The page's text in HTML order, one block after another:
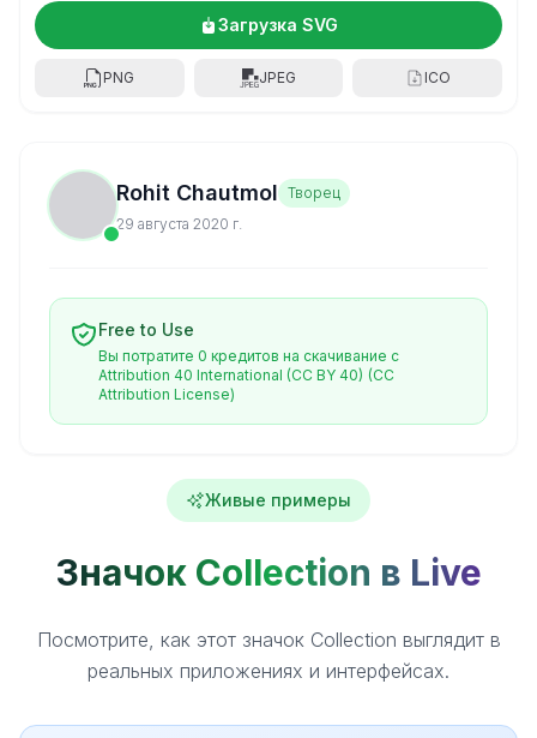
Загрузка SVG
PNG JPEG ICO
Rohit Chautmol Творец
29 августа 2020 г.
Free to Use
Вы потратите 0 кредитов на скачивание с
Attribution 40 International (CC BY 40) (CC
Attribution License)
Живые примеры
Значок Collection в Live
Посмотрите, как этот значок Collection выглядит в
реальных приложениях и интерфейсах.